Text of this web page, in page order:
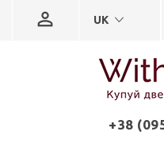
UK
+38